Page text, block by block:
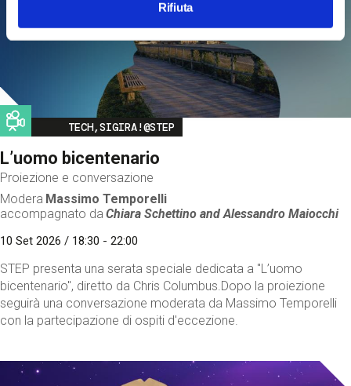
Rifiuta
Image
TECH,SIGIRA!@STEP
L’uomo bicentenario
Proiezione e conversazione
Modera Massimo Temporelli
accompagnato da Chiara Schettino andAlessandro Maiocchi
10 Set 2026 / 18:30 - 22:00
STEP presenta una serata speciale dedicata a "L’uomo
bicentenario", diretto da Chris Columbus.Dopo la proiezione
seguirà una conversazione moderata da Massimo Temporelli
con la partecipazione di ospiti d'eccezione.